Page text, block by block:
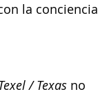
la conciencia
/ Texas no